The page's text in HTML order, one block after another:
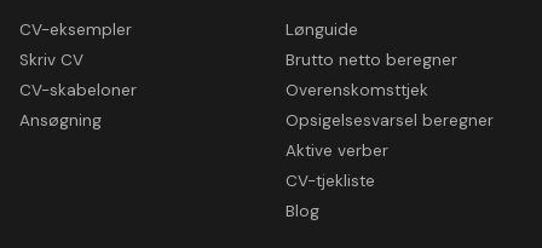
CV-eksempler
Skriv CV
CV-skabeloner
Ansøgning
Lønguide
Brutto netto beregner
Overenskomsttjek
Opsigelsesvarsel beregner
Aktive verber
CV-tjekliste
Blog